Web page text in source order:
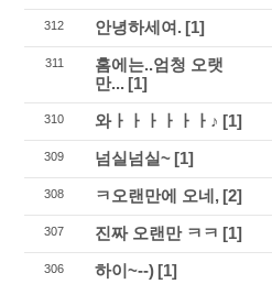
312 안녕하세여. [1]
311
홈에는..엄청 오랫
만... [1]
310 와ㅏㅏㅏㅏㅏㅏ♪ [1]
309 넘실넘실~ [1]
308 ㅋ오랜만에 오네, [2]
307 진짜 오랜만 ㅋㅋ [1]
306 하이~--) [1]